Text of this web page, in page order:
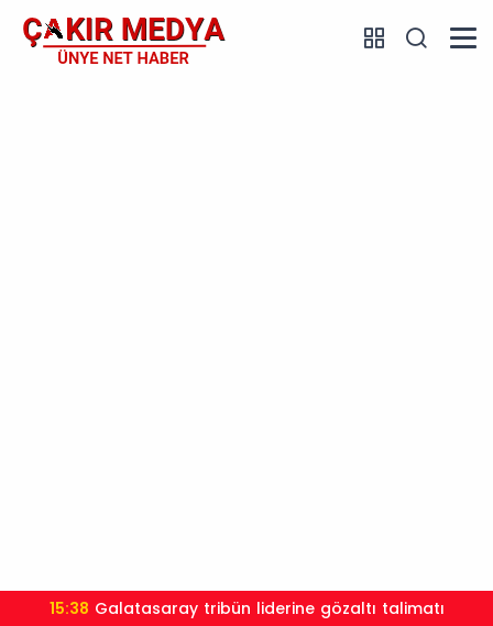
15:38 Galatasaray tribün liderine gözaltı talimatı